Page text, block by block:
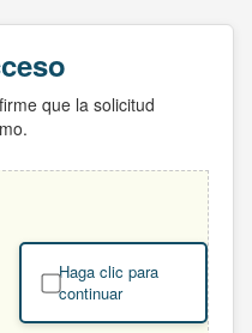
que la solicitud
Haga clic para
continuar